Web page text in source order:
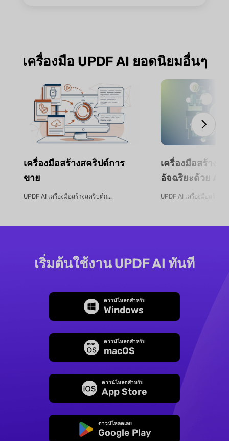
เครื่องมือ UPDF AI ยอดนิยมอื่นๆ
เครื่องมือสร้างสคริปต์การ
ขาย
UPDF AI เครื่องมือสร้างสคริปต์ก...
เครื่องมือสร้างง
อัจฉริยะด้วย AI
UPDF AI เครื่องมือสร้าง
เริ่มต้นใช้งาน UPDF AI ทันที
ดาวน์โหลดสำหรับ
Windows
ดาวน์โหลดสำหรับ
macOS
ดาวน์โหลดสำหรับ
App Store
ดาวน์โหลดเลย
Google Play